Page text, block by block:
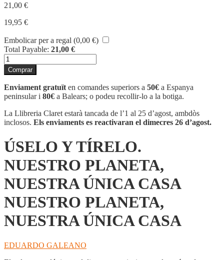
21,00 €
19,95 €
Embolicar per a regal (0,00 €)
Total Payable: 21,00 €
quantitat
de
ÚSELO
Y
TÍRELO.
NUESTRO
PLANETA,
NUESTRA
CASA
NUESTRO
NUESTRA
CASA
Comprar
Enviament gratuït en comandes superiors a 50€ a Espanya
peninsular i 80€ a Balears; o podeu recollir-lo a la botiga.
La Llibreria Claret estarà tancada de l’1 al 25 d’agost, ambdòs
inclosos. Els enviaments es reactivaran el dimecres 26 d’agost.
ÚSELO Y TÍRELO.
NUESTRO PLANETA,
NUESTRA ÚNICA CASA
NUESTRO PLANETA,
NUESTRA ÚNICA CASA
EDUARDO GALEANO